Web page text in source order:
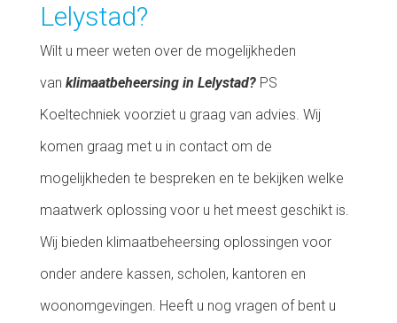
Lelystad?
Wilt u meer weten over de mogelijkheden
van klimaatbeheersing in Lelystad? PS
Koeltechniek voorziet u graag van advies. Wij
komen graag met u in contact om de
mogelijkheden te bespreken en te bekijken welke
maatwerk oplossing voor u het meest geschikt is.
Wij bieden klimaatbeheersing oplossingen voor
onder andere kassen, scholen, kantoren en
woonomgevingen. Heeft u nog vragen of bent u